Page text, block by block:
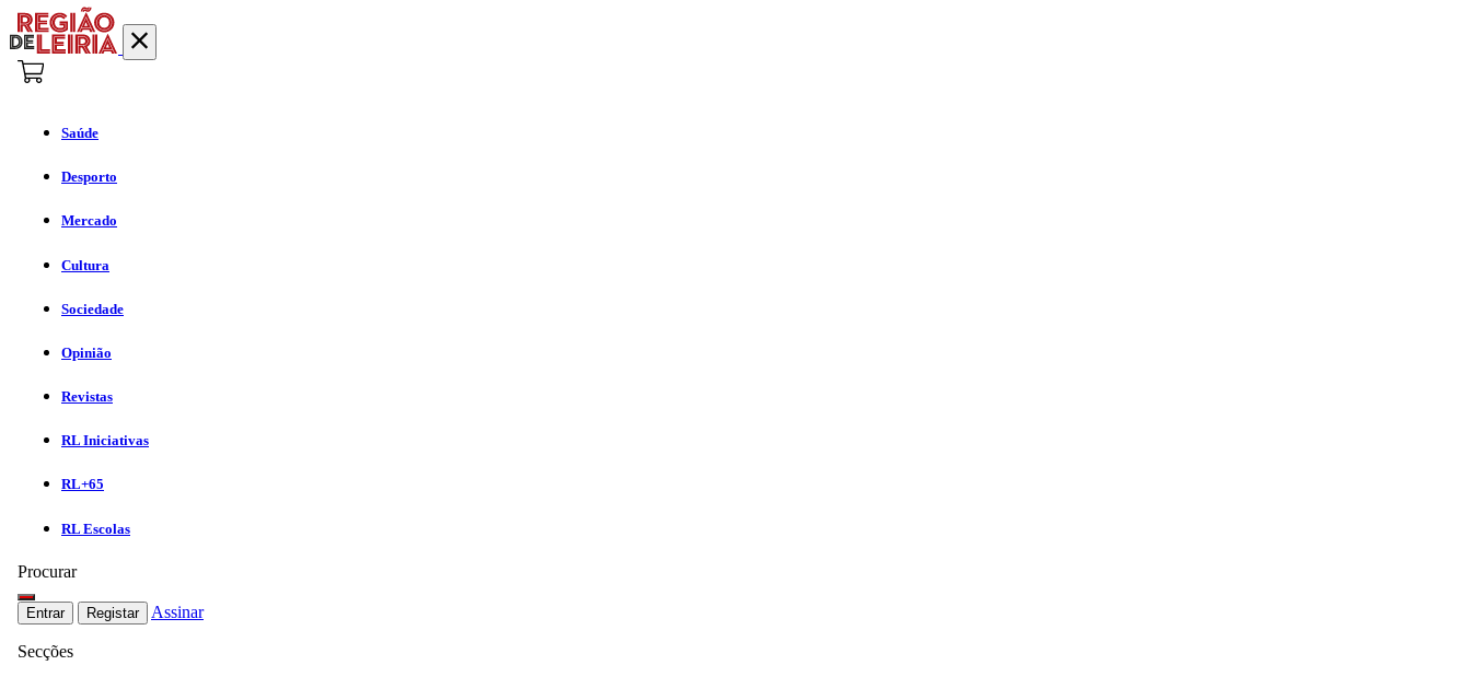
Saúde
Desporto
Mercado
Cultura
Sociedade
Opinião
Revistas
RL Iniciativas
RL+65
RL Escolas
Procurar
Entrar Registar Assinar
Secções